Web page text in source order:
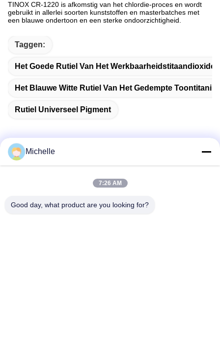
TINOX CR-1220 is afkomstig van het chlordie-proces en wordt
gebruikt in allerlei soorten kunststoffen en masterbatches met
een blauwe ondertoon en een sterke ondoorzichtigheid.
Taggen:
Het Goede Rutiel Van Het Werkbaarheidstitaandioxide
Het Blauwe Witte Rutiel Van Het Gedempte
Rutiel Universeel Pigment
1st Verdieping, No.40, No.69, de Middenstraat van
Michelle
7:26 AM
Good day, what product are you looking for?